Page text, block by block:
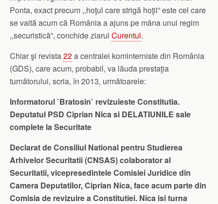
Ponta, exact precum ,,hoţul care strigă hoţii” este cel care
se vaită acum că România a ajuns pe mâna unui regim
,,securistică”, conchide ziarul Curentul.
Chiar şi revista22a centralei kominterniste din România
(GDS), care acum, probabil, va lăuda prestaţia
turnătorului, scria, în 2013, următoarele:
Informatorul `Bratosin` revizuieste Constitutia.
Deputatul PSD Ciprian Nica si DELATIUNILE sale
complete la Securitate
Declarat de Consiliul National pentru Studierea
Arhivelor Securitatii (CNSAS) colaborator al
Securitatii, vicepresedintele Comisiei Juridice din
Camera Deputatilor, Ciprian Nica, face acum parte din
Comisia de revizuire a Constitutiei. Nica isi turna